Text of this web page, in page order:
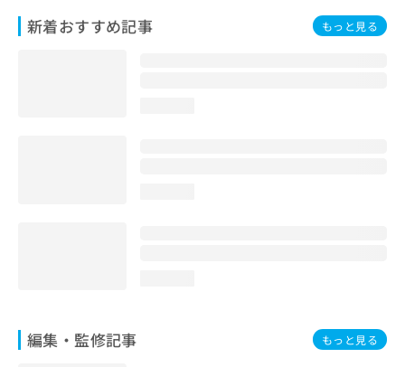
新着おすすめ記事 もっと見る
編集・監修記事 もっと見る
問